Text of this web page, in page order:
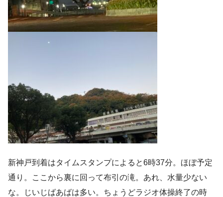
新神戸到着はタイムスタンプによると6時37分。ほぼ予定
通り。ここから裏に回って布引の滝。あれ、水量少ない
な。じいじばあばは多い。ちょうどラジオ体操終了の時